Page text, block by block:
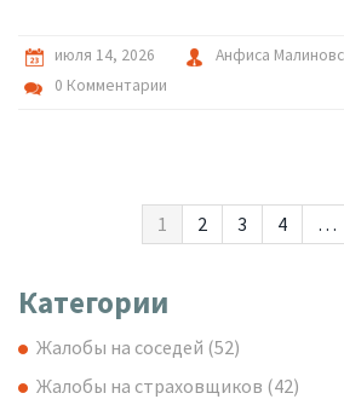
июля 14, 2026
Анфиса
0 Комментарии
1 2 3 4 …
Категории
Жалобы на соседей (52)
Жалобы на страховщиков (42)